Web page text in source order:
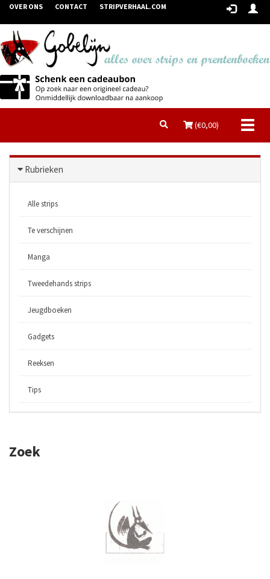
OVER ONS CONTACT STRIPVERHAAL.COM
(€0,00)
Rubrieken
Alle strips
Te verschijnen
Manga
Tweedehands strips
Jeugdboeken
Gadgets
Reeksen
Tips
Zoek